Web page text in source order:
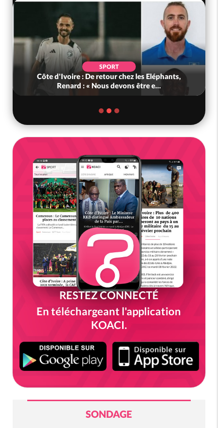
SPORT
Côte d'Ivoire : De retour chez les Eléphants,
Renard : « Nous devons être e...
RESTEZ CONNECTÉ
En téléchargeant l'application
KOACI.
SONDAGE